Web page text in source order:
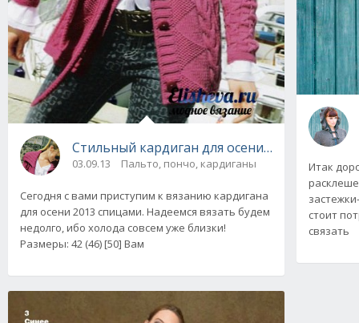
Стильный кардиган для осени 2013 вязаный
03.09.13 Пальто, пончо, кардиганы
Сегодня с вами приступим к вязанию кардигана
для осени 2013 спицами. Надеемся вязать будем
недолго, ибо холода совсем уже близки!
Размеры: 42 (46) [50] Вам
Итак
стоит
связать